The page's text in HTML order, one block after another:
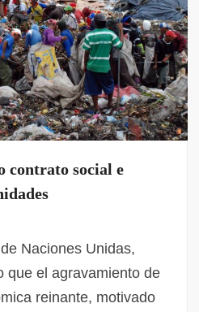
contrato social e
Naciones Unidas,
que el agravamiento de
reinante, motivado